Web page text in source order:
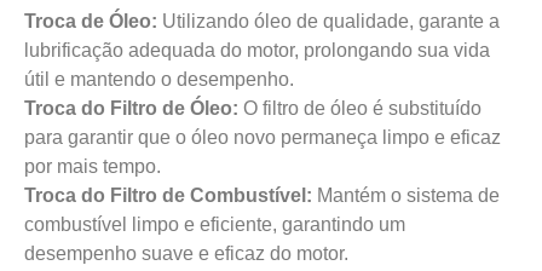
Troca de Óleo: Utilizando óleo de qualidade, garante a
lubrificação adequada do motor, prolongando sua vida
útil e mantendo o desempenho.
Troca do Filtro de Óleo: O filtro de óleo é substituído
para garantir que o óleo novo permaneça limpo e eficaz
por mais tempo.
Troca do Filtro de Combustível: Mantém o sistema de
combustível limpo e eficiente, garantindo um
desempenho suave e eficaz do motor.